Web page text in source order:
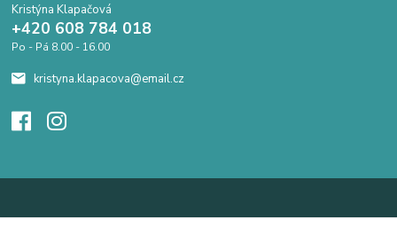
Kristýna Klapačová
+420 608 784 018
Po - Pá 8.00 - 16.00
kristyna.klapacova@email.cz